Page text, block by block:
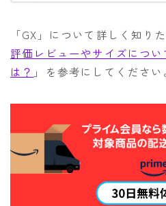
「GX」について詳しく知り
評価レビューやサイズにつ
は？ 」を参考にしてください